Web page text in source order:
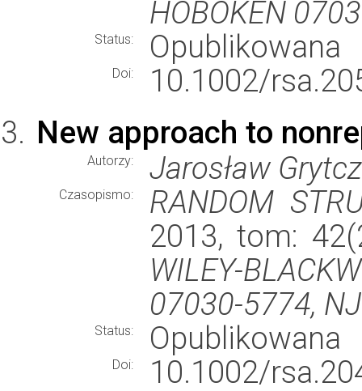
HOBOKEN
Status: Opublikowana
Doi:
10.1002/
New approach to
Autorzy: Jarosław
Czasopismo:
RANDOM
2013, tom:
WILEY-
07030-5774,
Status: Opublikowana
Doi:
10.1002/